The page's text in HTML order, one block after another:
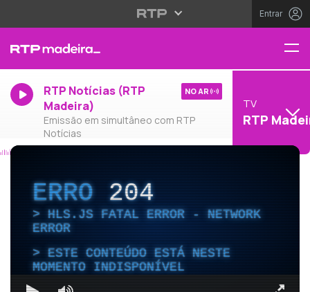
Entrar
RTP Notícias (RTP
Madeira)
Emissão em simultâneo com RTP
Notícias
NO AR
TV
RTP
ERRO204
HLS.JS FATAL ERROR - NETWORK
ERROR
ESTE CONTEÚDO ESTÁ NESTE
MOMENTO INDISPONÍVEL